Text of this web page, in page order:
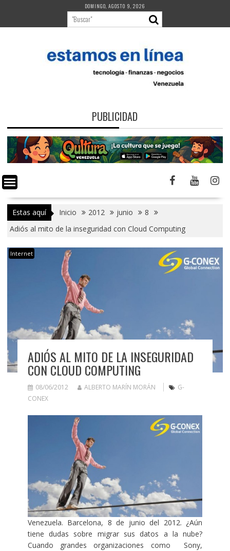
contenido
DOMINGO, AGOSTO 9, 2026
PUBLICIDAD
Estas aquí Inicio 2012 junio
8
Adiós al mito de la inseguridad con Cloud Computing
Internet
ADIÓS AL MITO DE LA INSEGURIDAD
CON CLOUD COMPUTING
08/06/2012 ALBERTO MARÍN MORÁN
G-
CONEX
Venezuela. Barcelona, 8 de junio del 2012. ¿Aún
tiene dudas sobre migrar sus datos a la nube?
Cuando grandes organizaciones como Sony,